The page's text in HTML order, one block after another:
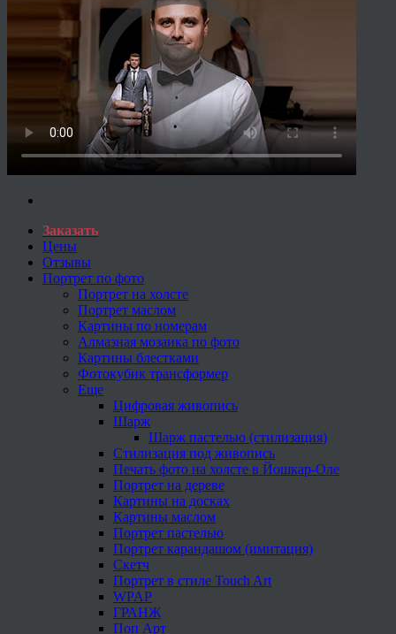
Заказать
Цены
Отзывы
Портрет по фото
Портрет на холсте
Портрет маслом
Картины по номерам
Алмазная мозаика по фото
Картины блестками
Фотокубик трансформер
Еще
Цифровая живопись
Шарж
Шарж пастелью (стилизация)
Стилизация под живопись
Печать фото на холсте в Йошкар-Оле
Портрет на дереве
Картины на досках
Картины маслом
Портрет пастелью
Портрет карандашом (имитация)
Скетч
Портрет в стиле Touch Art
WPAP
ГРАНЖ
Поп Арт